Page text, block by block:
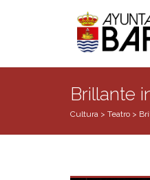
Brillante
Cultura > Teatro >